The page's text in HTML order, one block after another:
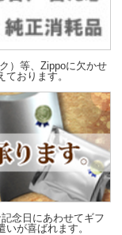
）等、Zippoに欠かせ
おります。
念日にあわせてギフ
が喜ばれます。